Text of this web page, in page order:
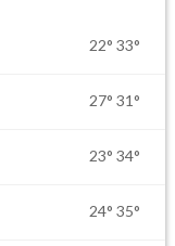
22° 33°
27° 31°
23° 34°
24° 35°